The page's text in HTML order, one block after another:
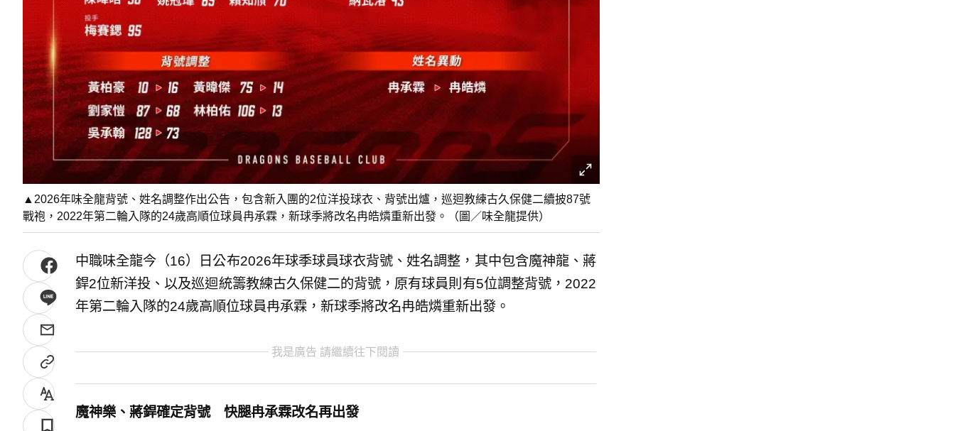
▲2026年味全龍背號、姓名調整作出公告，包含新入團的2位洋投球衣、背號出爐，巡迴教練古久保健二續披87號
戰袍，2022年第二輪入隊的24歲高順位球員冉承霖，新球季將改名冉皓燐重新出發。（圖／味全龍提供）
中職味全龍今（16）日公布2026年球季球員球衣背號、姓名調整，其中包含魔神龍、蔣
銲2位新洋投、以及巡迴統籌教練古久保健二的背號，原有球員則有5位調整背號，2022
年第二輪入隊的24歲高順位球員冉承霖，新球季將改名冉皓燐重新出發。
我是廣告 請繼續往下閱讀
魔神樂、蔣銲確定背號 快腿冉承霖改名再出發